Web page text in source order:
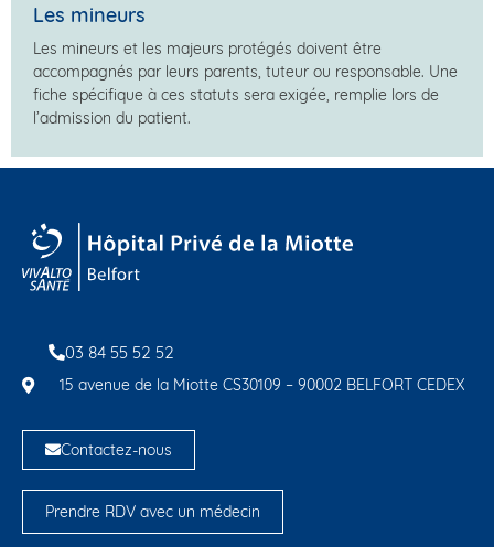
Les mineurs
Les mineurs et les majeurs protégés doivent être
accompagnés par leurs parents, tuteur ou responsable. Une
fiche spécifique à ces statuts sera exigée, remplie lors de
l’admission du patient.
03 84 55 52 52
15 avenue de la Miotte CS30109 – 90002 BELFORT CEDEX
Contactez-nous
Prendre RDV avec un médecin